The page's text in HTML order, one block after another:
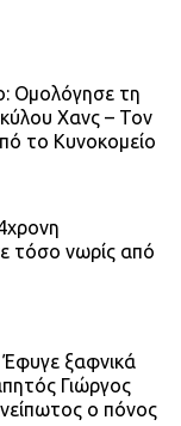
Ομολόγησε τη
Χανς – Τον
το Κυνοκομείο
τόσο νωρίς από
ξαφνικά
Γιώργος
ο πόνος